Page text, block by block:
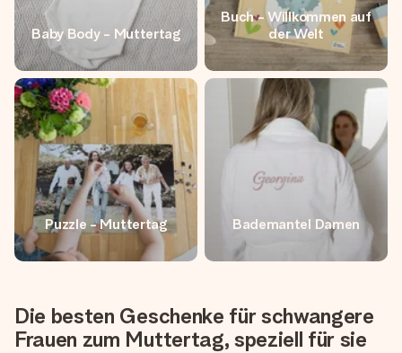
Baby Body - Muttertag
Buch - Willkommen auf
der Welt
Puzzle - Muttertag Bademantel Damen
Die besten Geschenke für schwangere
Frauen zum Muttertag, speziell für sie